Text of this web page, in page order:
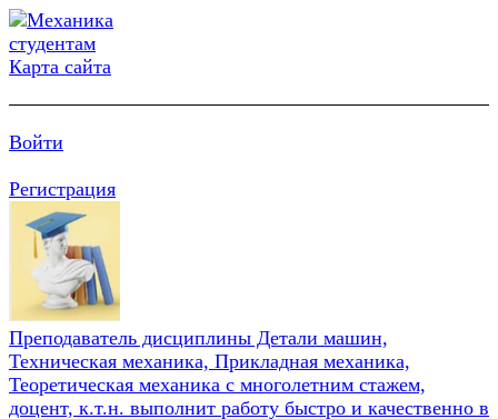
Карта сайта
Войти
Регистрация
Преподаватель дисциплины Детали машин,
Техническая механика, Прикладная механика,
Теоретическая механика с многолетним стажем,
доцент, к.т.н. выполнит работу быстро и качественно в